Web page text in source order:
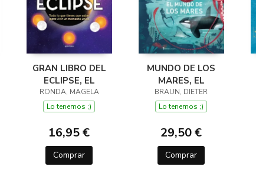
GRAN LIBRO DEL
ECLIPSE, EL
RONDA, MAGELA
Lo tenemos ;)
16,95 €
Comprar
MUNDO DE LOS
MARES, EL
BRAUN, DIETER
Lo tenemos ;)
29,50 €
Comprar